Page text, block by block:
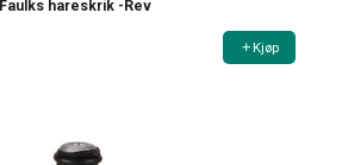
Faulks hareskrik -Rev
Kjøp